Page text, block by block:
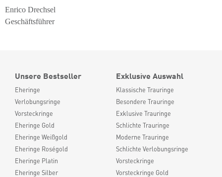
Enrico Drechsel
Geschäftsführer
Unsere Bestseller
Eheringe
Verlobungsringe
Vorsteckringe
Eheringe Gold
Eheringe Weißgold
Eheringe Roségold
Eheringe Platin
Eheringe Silber
Exklusive Auswahl
Klassische Trauringe
Besondere Trauringe
Exklusive Trauringe
Schlichte Trauringe
Moderne Trauringe
Schlichte Verlobungsringe
Vorsteckringe
Vorsteckringe Gold